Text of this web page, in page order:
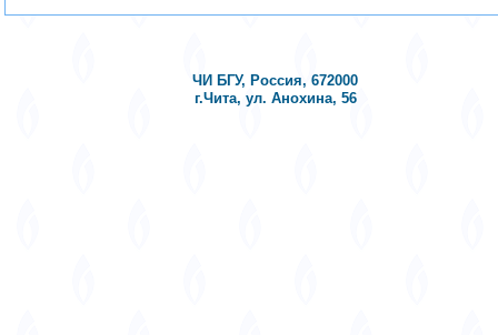
ЧИ БГУ, Россия, 672000
г.Чита, ул. Анохина, 56